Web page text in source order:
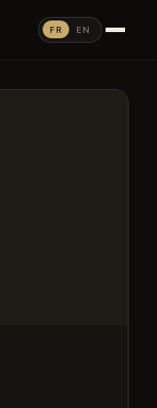
FR EN